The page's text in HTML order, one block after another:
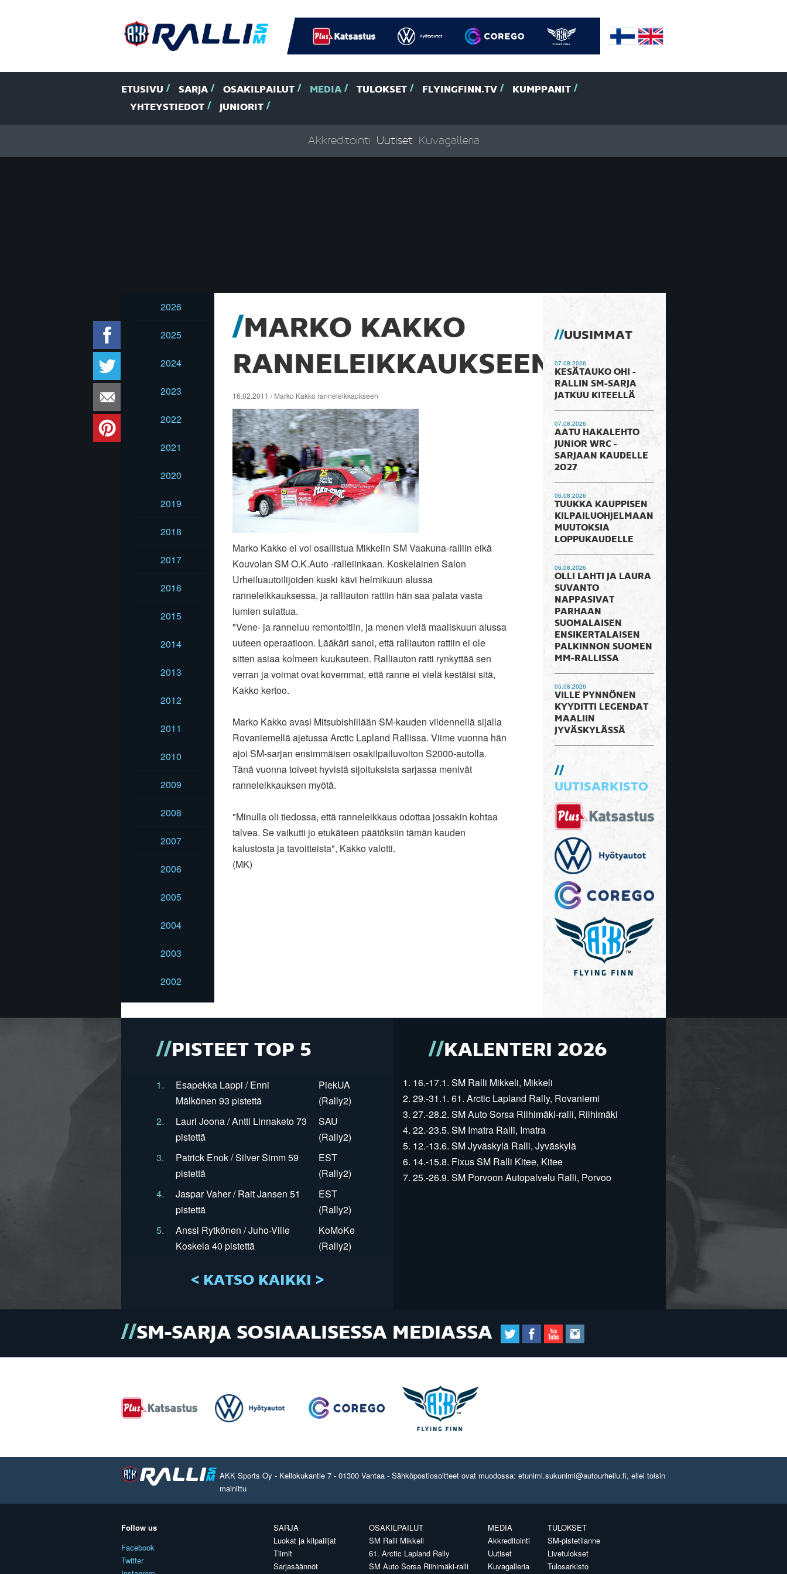
ETUSIVU SARJA OSAKILPAILUT MEDIA TULOKSET FLYINGFINN.TV
KUMPPANIT
YHTEYSTIEDOT
JUNIORIT
Akkreditointi Uutiset Kuvagalleria
2026
2025
2024
2023
2022
2021
2020
2019
2018
2017
2016
2015
2014
2013
2012
2011
2010
2009
2008
2007
2006
2005
2004
2003
2002
MARKO KAKKO
RANNELEIKKAUKSEEN
16.02.2011 / Marko Kakko ranneleikkaukseen
Marko Kakko ei voi osallistua Mikkelin SM Vaakuna-ralliin eikä
Kouvolan SM O.K.Auto -ralleiinkaan. Koskelainen Salon
Urheiluautoilijoiden kuski kävi helmikuun alussa
ranneleikkauksessa, ja ralliauton rattiin hän saa palata vasta
lumien sulattua.
"Vene- ja ranneluu remontoitiin, ja menen vielä maaliskuun alussa
uuteen operaatioon. Lääkäri sanoi, että ralliauton rattiin ei ole
sitten asiaa kolmeen kuukauteen. Ralliauton ratti rynkyttää sen
verran ja voimat ovat kovemmat, että ranne ei vielä kestäisi sitä,
Kakko kertoo.
Marko Kakko avasi Mitsubishillään SM-kauden viidennellä sijalla
Rovaniemellä ajetussa Arctic Lapland Rallissa. Viime vuonna hän
ajoi SM-sarjan ensimmäisen osakilpailuvoiton S2000-autolla.
Tänä vuonna toiveet hyvistä sijoituksista sarjassa menivät
ranneleikkauksen myötä.
"Minulla oli tiedossa, että ranneleikkaus odottaa jossakin kohtaa
talvea. Se vaikutti jo etukäteen päätöksiin tämän kauden
kalustosta ja tavoitteista", Kakko valotti.
(MK)
UUSIMMAT
07.08.2026
KESÄTAUKO OHI -
RALLIN SM-SARJA
JATKUU KITEELLÄ
07.08.2026
AATU HAKALEHTO
JUNIOR WRC -
SARJAAN KAUDELLE
2027
06.08.2026
TUUKKA KAUPPISEN
KILPAILUOHJELMAAN
MUUTOKSIA
LOPPUKAUDELLE
06.08.2026
OLLI LAHTI JA LAURA
SUVANTO
NAPPASIVAT
PARHAAN
SUOMALAISEN
ENSIKERTALAISEN
PALKINNON SUOMEN
MM-RALLISSA
05.08.2026
VILLE PYNNÖNEN
KYYDITTI LEGENDAT
MAALIIN
JYVÄSKYLÄSSÄ
UUTISARKISTO
PISTEET TOP 5
1.
Esapekka Lappi / Enni
Mälkönen 93 pistettä
PiekUA
(Rally2)
2.
Lauri Joona / Antti Linnaketo 73
pistettä
SAU
(Rally2)
3.
Patrick Enok / Silver Simm 59
pistettä
EST
(Rally2)
4.
Jaspar Vaher / Rait Jansen 51
pistettä
EST
(Rally2)
5.
Anssi Rytkönen / Juho-Ville
Koskela 40 pistettä
KoMoKe
(Rally2)
< KATSO KAIKKI >
KALENTERI 2026
1. 16.-17.1. SM Ralli Mikkeli, Mikkeli
2. 29.-31.1. 61. Arctic Lapland Rally, Rovaniemi
3. 27.-28.2. SM Auto Sorsa Riihimäki-ralli, Riihimäki
4. 22.-23.5. SM Imatra Ralli, Imatra
5. 12.-13.6. SM Jyväskylä Ralli, Jyväskylä
6. 14.-15.8. Fixus SM Ralli Kitee, Kitee
7. 25.-26.9. SM Porvoon Autopalvelu Ralli, Porvoo
SM-SARJA SOSIAALISESSA MEDIASSA
AKK Sports Oy - Kellokukantie 7 - 01300 Vantaa - Sähköpostiosoitteet ovat muodossa: etunimi.sukunimi@autourheilu.fi, ellei toisin
mainittu
Follow us
Facebook
Twitter
SARJA
Luokat ja kilpailijat
Tiimit
Sarjasäännöt
OSAKILPAILUT
SM Ralli Mikkeli
61. Arctic Lapland Rally
SM Auto Sorsa Riihimäki-ralli
MEDIA
Akkreditointi
Uutiset
Kuvagalleria
TULOKSET
SM-pistetilanne
Livetulokset
Tulosarkisto